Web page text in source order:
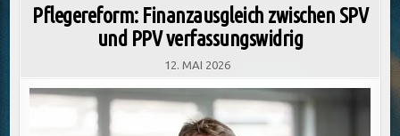
Pflegereform: Finanzausgleich zwischen SPV
und PPV verfassungswidrig
12. MAI 2026